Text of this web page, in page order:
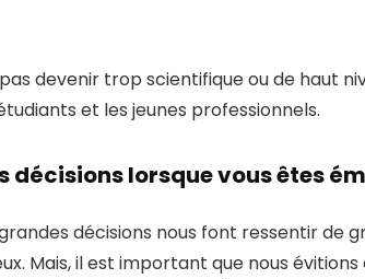
pas devenir trop scientifique ou de haut
et les jeunes professionnels.
décisions lorsque vous êtes
décisions nous font ressentir de
Mais, il est important que nous